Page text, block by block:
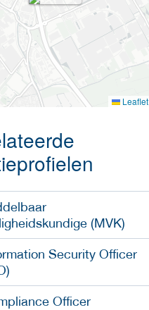
Leaflet
(MVK)
Security Officer
Officer